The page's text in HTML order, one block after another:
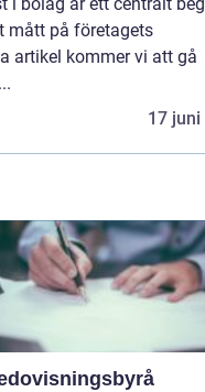
mått på företagets
artikel kommer vi att gå
17 juni